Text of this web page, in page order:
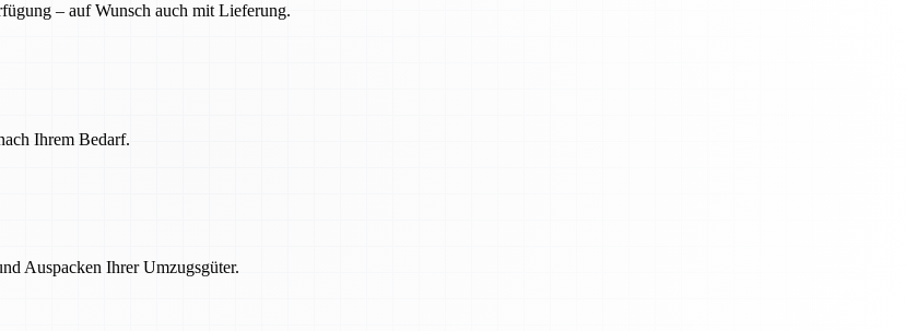
– auf Wunsch auch mit Lieferung.
Ihrem Bedarf.
Auspacken Ihrer Umzugsgüter.